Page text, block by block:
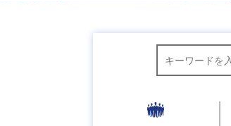
キーワード検索